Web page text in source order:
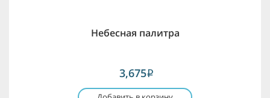
Небесная палитра
3,675i